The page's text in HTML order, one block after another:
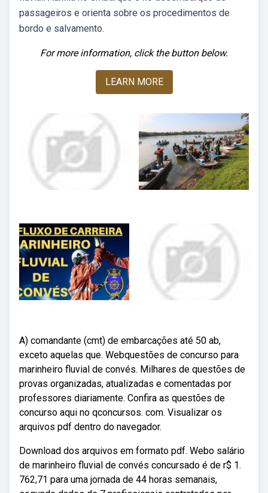
passageiros e orienta sobre os procedimentos de
bordo e salvamento.
For more information, click the button below.
LEARN MORE
A) comandante (cmt) de embarcações até 50 ab,
exceto aquelas que. Webquestões de concurso para
marinheiro fluvial de convés. Milhares de questões de
provas organizadas, atualizadas e comentadas por
professores diariamente. Confira as questões de
concurso aqui no qconcursos. com. Visualizar os
arquivos pdf dentro do navegador.
Download dos arquivos em formato pdf. Webo salário
de marinheiro fluvial de convés concursado é de r$ 1.
762,71 para uma jornada de 44 horas semanais,